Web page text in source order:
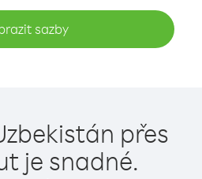
sazby
přes
je snadné.